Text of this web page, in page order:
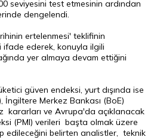
seviyesini test etmesinin ardından
dengelendi.
ertelenmesi' teklifinin
ifade ederek, konuyla ilgili
yer almaya devam ettiğini
güven endeksi, yurt dışında ise
İngiltere Merkez Bankası (BoE)
kararları ve Avrupa'da açıklanacak
(PMI) verileri başta olmak üzere
edileceğini belirten analistler, teknik